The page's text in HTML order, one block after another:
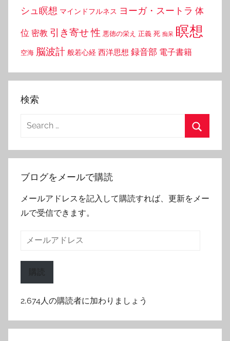
シュ瞑想 マインドフルネス ヨーガ・スートラ 体
位 密教 引き寄せ性 悪徳の栄え 正義 死 痴呆 瞑想
空海 脳波計 般若心経 西洋思想 録音部 電子書籍
検索
Search
ブログをメールで購読
メールアドレスを記入して購読すれば、更新をメー
ルで受信できます。
ス
購読
2,674人の購読者に加わりましょう